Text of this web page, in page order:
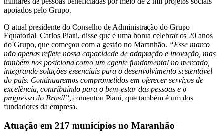
apoiados pelo Grupo.
O atual presidente do Conselho de Administração do Grupo
Equatorial, Carlos Piani, disse que é uma honra celebrar os 20 anos
do Grupo, que começou com a gestão no Maranhão. “Esse marco
não apenas reflete nossa capacidade de adaptação e inovação, mas
também nos posiciona como um agente fundamental no mercado,
integrando soluções essenciais para o desenvolvimento sustentável
do país. Continuaremos comprometidos em oferecer serviços de
excelência, contribuindo para o bem-estar das pessoas e o
progresso do Brasil”, comentou Piani, que também é um dos
fundadores da empresa.
Atuação em 217 municípios no Maranhão